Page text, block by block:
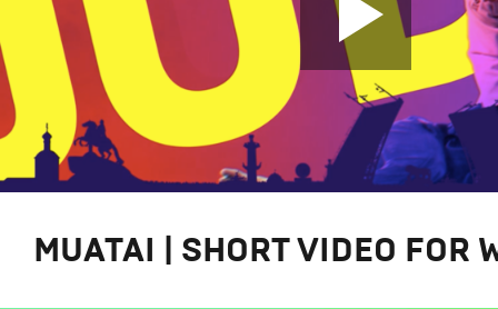
MUATAI | SHORT VIDEO FOR